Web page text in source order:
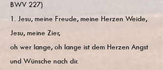
BWV 227)
1. Jesu, meine Freude, meine Herzen Weide,
Jesu, meine Zier,
oh wer lange, oh lange ist dem Herzen Angst
und Wünsche nach dir.